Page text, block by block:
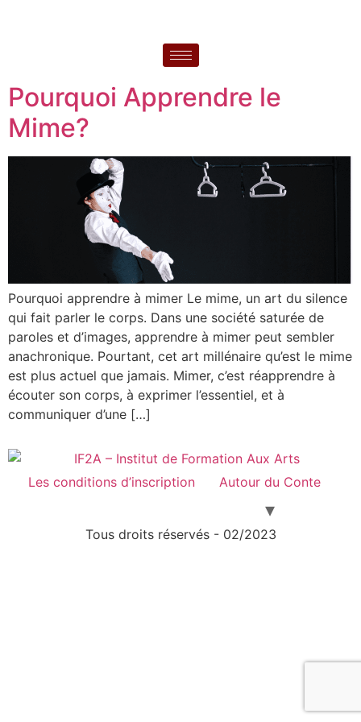
Pourquoi Apprendre le
Mime?
Pourquoi apprendre à mimer Le mime, un art du silence
qui fait parler le corps. Dans une société saturée de
paroles et d’images, apprendre à mimer peut sembler
anachronique. Pourtant, cet art millénaire qu’est le mime
est plus actuel que jamais. Mimer, c’est réapprendre à
écouter son corps, à exprimer l’essentiel, et à
communiquer d’une […]
Les conditions d’inscription Autour du Conte
Tous droits réservés - 02/2023